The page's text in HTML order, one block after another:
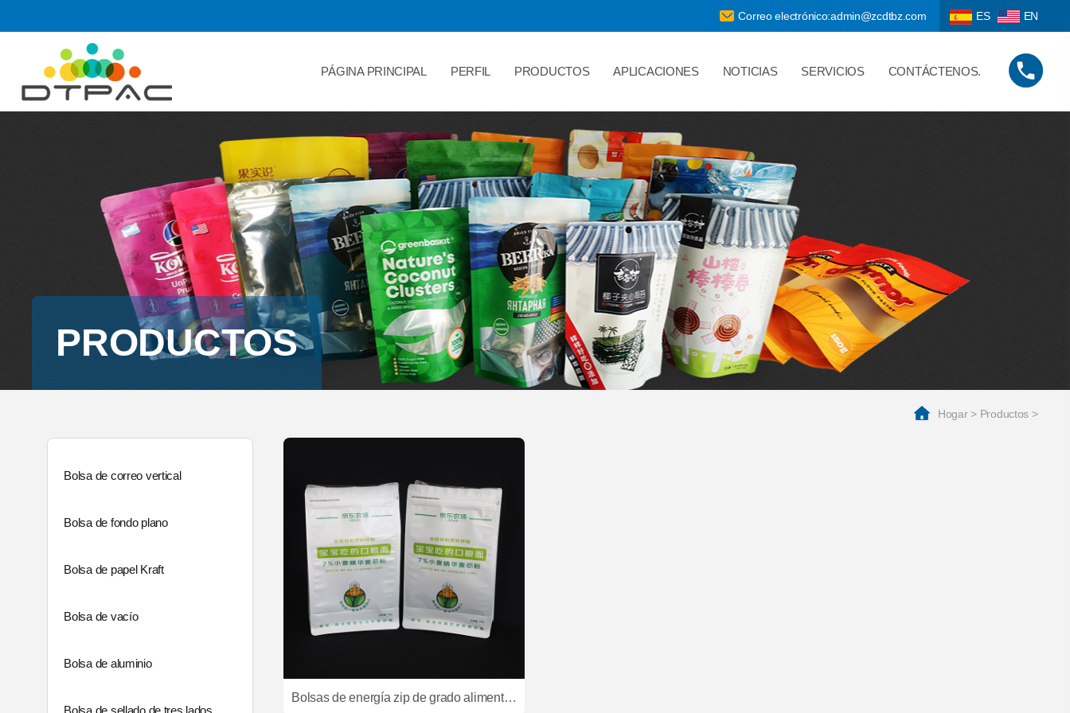
Correo electrónico:admin@zcdtbz.com ES EN
PÁGINA PRINCIPAL PERFIL PRODUCTOS APLICACIONES NOTICIAS SERVICIOS CONTÁCTENOS.
PRODUCTOS
Hogar> Productos >
Bolsa de correo vertical
Bolsa de fondo plano
Bolsa de papel Kraft
Bolsa de vacío
Bolsa de aluminio
Bolsa de sellado de tres lados
Bolsas de energía zip de grado alimenticio de plástico personalizadas bolsas de embalaje de harina de fondo plano con logotipo